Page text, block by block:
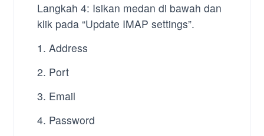
Langkah 4: Isikan medan di bawah dan
klik pada “Update IMAP settings”.
1. Address
2. Port
3. Email
4. Password